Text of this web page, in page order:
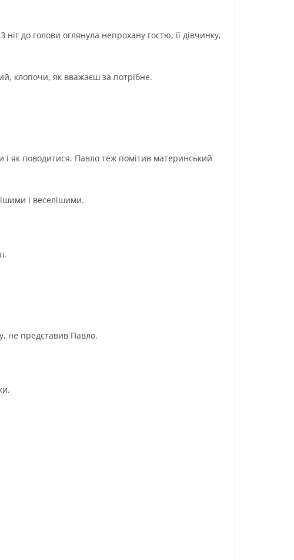
до голови оглянула непрохану гостю, її дівчинку,
клопочи, як вважаєш за потрібне.
як поводитися. Павло теж помітив материнський
і веселішими.
не представив Павло.